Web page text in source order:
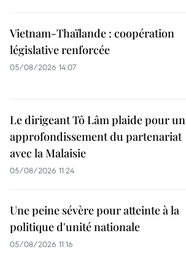
Vietnam-Thaïlande : coopération
législative renforcée
05/08/2026 14:07
Le dirigeant Tô Lâm plaide pour un
approfondissement du partenariat
avec la Malaisie
05/08/2026 11:24
Une peine sévère pour atteinte à la
politique d'unité nationale
05/08/2026 11:16